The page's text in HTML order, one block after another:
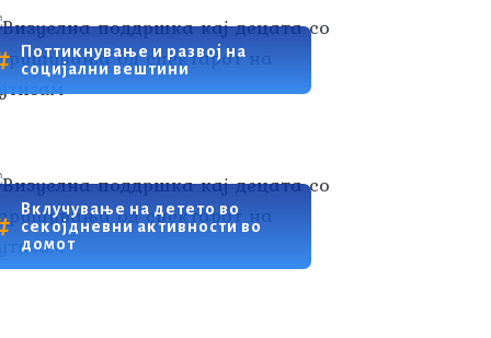
Поттикнување и развој на
социјални вештини
Вклучување на детето во
секојдневни активности во
домот